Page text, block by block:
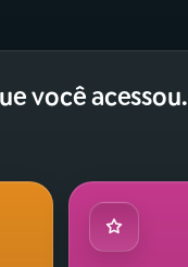
você acessou.